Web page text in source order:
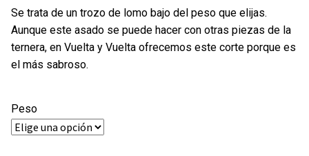
Se trata de un trozo de lomo bajo del peso que elijas.
Aunque este asado se puede hacer con otras piezas de la
ternera, en Vuelta y Vuelta ofrecemos este corte porque es
el más sabroso.
Peso